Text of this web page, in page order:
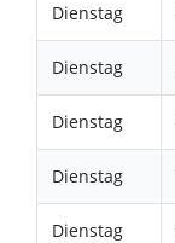
Dienstag
Dienstag
Dienstag
Dienstag
Dienstag